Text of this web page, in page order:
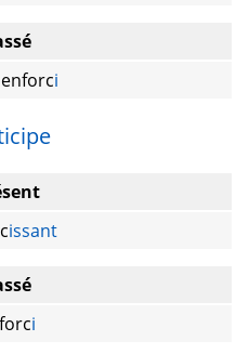
i
issant
i